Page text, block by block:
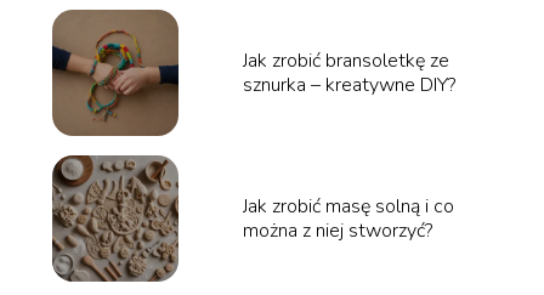
Jak zrobić bransoletkę ze
sznurka – kreatywne DIY?
Jak zrobić masę solną i co
można z niej stworzyć?